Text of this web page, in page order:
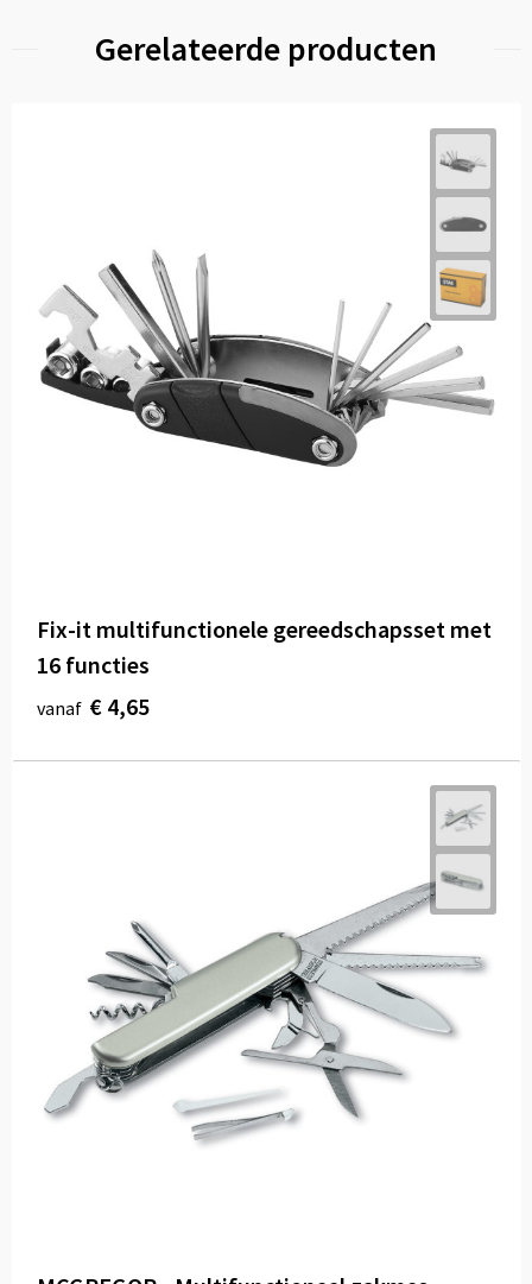
Gerelateerde producten
Fix-it multifunctionele gereedschapsset met
16 functies
vanaf € 4,65